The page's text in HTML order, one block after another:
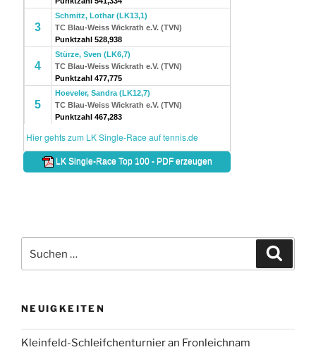
nach:
NEUIGKEITEN
Kleinfeld-Schleifchenturnier an Fronleichnam